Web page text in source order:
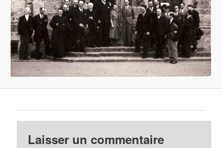
Laisser un commentaire